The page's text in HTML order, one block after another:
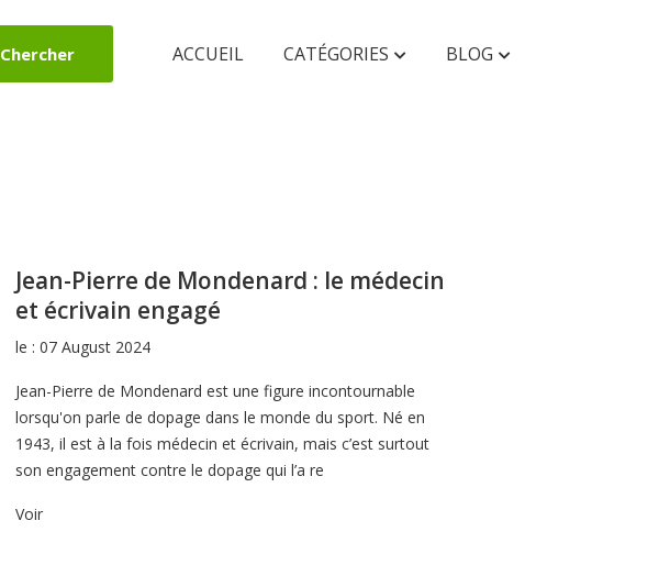
Chercher ACCUEIL CATÉGORIES BLOG
Jean-Pierre de Mondenard : le médecin
et écrivain engagé
le : 07 August 2024
Jean-Pierre de Mondenard est une figure incontournable
lorsqu'on parle de dopage dans le monde du sport. Né en
1943, il est à la fois médecin et écrivain, mais c’est surtout
son engagement contre le dopage qui l’a re
Voir